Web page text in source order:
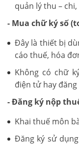
quản lý thu –
- Mua chữ ký số
Đây là thiết bị
cáo thuế, hóa
Không có chữ
điện tử hay
- Đăng ký nộp
Khai thuế môn
Đăng ký sử